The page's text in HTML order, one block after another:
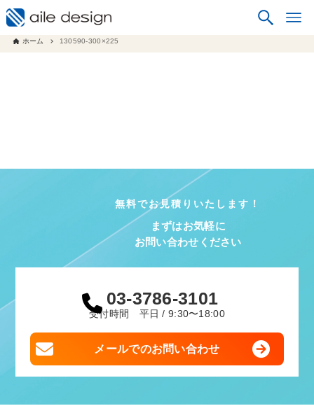
ホーム 130590-300×225
無料でお見積りいたします！
まずはお気軽に
お問い合わせください
03-3786-3101
受付時間 平日 / 9:30〜18:00
メールでのお問い合わせ